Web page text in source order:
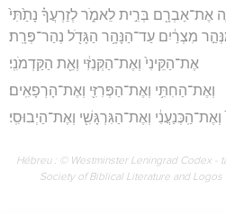
אֶת־אַבְרָ֖ם בְּרִ֣ית לֵאמֹ֑ר לְזַרְעֲךָ֗ נָתַ֙תִּי֙
מִצְרַ֔יִם עַד־הַנָּהָ֥ר הַגָּדֹ֖ל נְהַר־פְּרָֽת׃
אֶת־הַקֵּינִי֙ וְאֶת־הַקְּנִזִּ֔י וְאֵ֖ת הַקַּדְמֹנִֽי׃
וְאֶת־הַחִתִּ֥י וְאֶת־הַפְּרִזִּ֖י וְאֶת־הָרְפָאִֽים׃
וְאֶת־הַגִּרְגָּשִׁ֖י וְאֶת־הַיְבוּסִֽי׃
Hébreu : © Westminster Leningrad Codex -
Society of Biblical Literature and